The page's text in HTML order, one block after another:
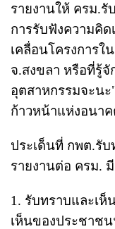
รายงานให้ ครม.รั
การรับฟังความคิ
เคลื่อนโครงการใ
จ.สงขลา หรือที่รู้
อุตสาหกรรมจะน
ก้าวหน้าแห่งอนา
ประเด็นที่ กพต.รั
รายงานต่อ ครม.
1. รับทราบและเ
เห็นของประชาชน